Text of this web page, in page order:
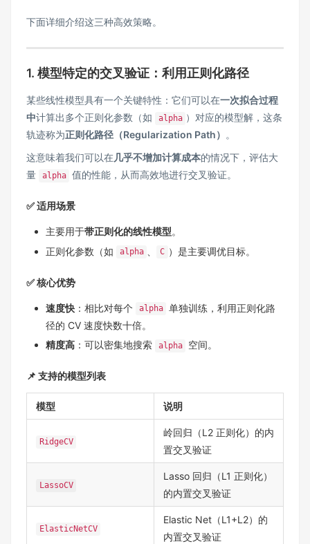
下面详细介绍这三种高效策略。
1. 模型特定的交叉验证：利用正则化路径
某些线性模型具有一个关键特性：它们可以在一次拟合过程
中计算出多个正则化参数（如 alpha ）对应的模型解，这条
轨迹称为正则化路径（Regularization Path） 。
这意味着我们可以在几乎不增加计算成本的情况下，评估大
量
alpha 值的性能，从而高效地进行交叉验证。
✅ 适用场景
主要用于带正则化的线性模型。
正则化参数（如
alpha C ）是主要调优目标。
✅ 核心优势
速度快 ：相比对每个 alpha 单独训练，利用正则化路
径的 CV 速度快数十倍。
精度高 ：可以密集地搜索 alpha 空间。
📌 支持的模型列表
模型 说明
RidgeCV
岭回归（L2 正则化）的内
置交叉验证
LassoCV
Lasso 回归（L1 正则化）
的内置交叉验证
ElasticNetCV
Elastic Net（L1+L2）的
内置交叉验证